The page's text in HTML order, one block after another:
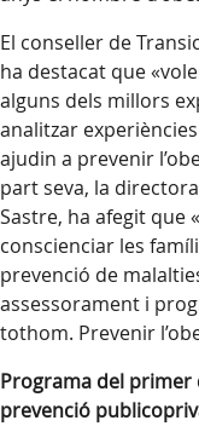
El conseller de
ha destacat que
alguns dels millors
analitzar
ajudin a prevenir
part seva, la
Sastre, ha afegit que
conscienciar les
prevenció de
assessorament i
tothom. Prevenir
Programa del primer
prevenció